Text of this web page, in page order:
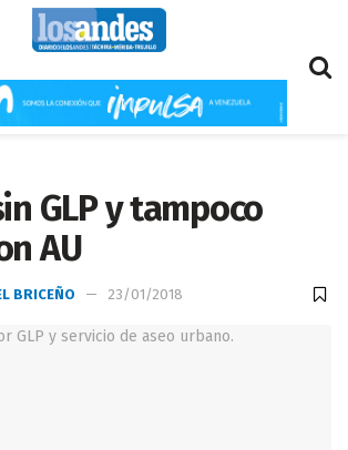
GLP y tampoco
AU
BRICEÑO 23/01/2018